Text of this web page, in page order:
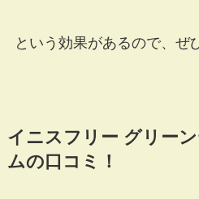
という効果があるので、ぜ
イニスフリー グリー
ムの口コミ！